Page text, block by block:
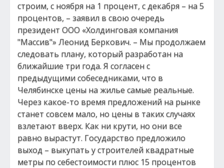
строим, с ноября на 1 процент, с декабря – на 5
процентов, – заявил в свою очередь
президент ООО «Холдинговая компания
"Массив"» Леонид Беркович. – Мы продолжаем
следовать плану, который разработан на
ближайшие три года. Я согласен с
предыдущими собеседниками, что в
Челябинске цены на жилье самые реальные.
Через какое-то время предложений на рынке
станет совсем мало, но цены в таких случаях
взлетают вверх. Как ни крути, но они все
равно вырастут. Государство предложило
выход – выкупать у строителей квадратные
метры по себестоимости плюс 15 процентов